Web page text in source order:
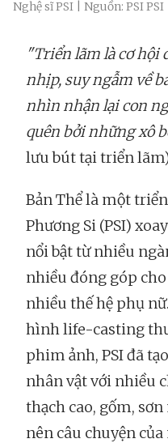
Nghệ sĩ PSI | Nguồn: PSI PSI
"Triển lãm là cơ hội
nhịp, suy ngẫm về
nhìn nhận lại con
quên bởi những xô
lưu bút tại triển
Bản Thể là một
Phương Si (PSI)
nổi bật từ nhiều
nhiều đóng góp
nhiều thế hệ phụ
hình life-casting
phim ảnh, PSI đã
nhân vật với nhiều
thạch cao, gốm,
nên câu chuyện